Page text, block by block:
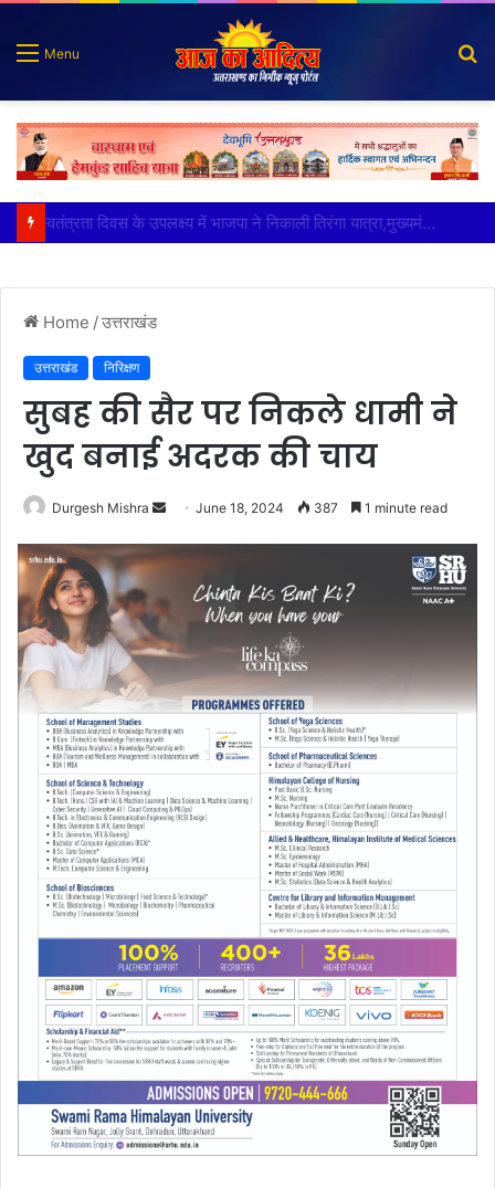
Menu
Home /उत्तराखंड
उत्तराखंड निरिक्षण
सुबह की सैर पर निकले धामी ने
खुद बनाई अदरक की चाय
Durgesh Mishra
Send
email
June 18, 2024 387 1 minute read